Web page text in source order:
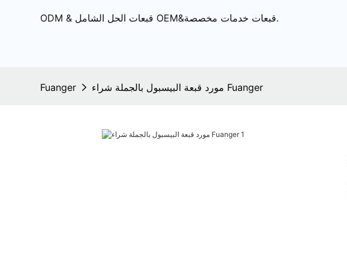
ODM & قبعات الحل الشامل OEM&قبعات خدمات مخصصة.
Fuanger مورد قبعة البيسبول بالجملة شراء Fuanger